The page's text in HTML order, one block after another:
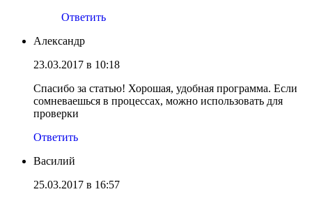
Ответить
Александр
23.03.2017 в 10:18
Спасибо за статью! Хорошая, удобная программа. Если
сомневаешься в процессах, можно использовать для
проверки
Ответить
Василий
25.03.2017 в 16:57